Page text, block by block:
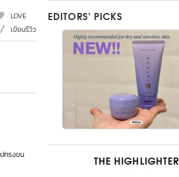
LOVE
เขียนรีวิว
ทรงขน
EDITORS’ PICKS
THE HIGHLIGHTER